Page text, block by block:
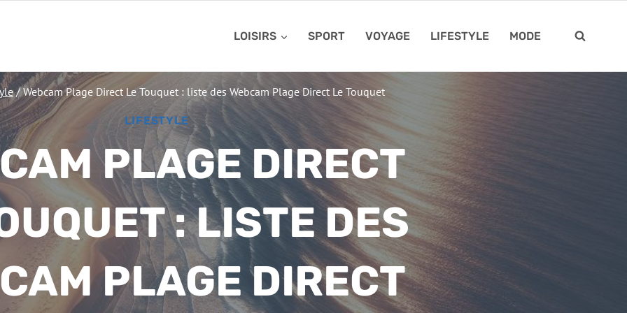
LOISIRS SPORT VOYAGE LIFESTYLE MODE
/ Webcam Plage Direct Le Touquet : liste des Webcam Plage Direct Le Touquet
LIFESTYLE
PLAGE DIRECT
: LISTE DES
PLAGE DIRECT